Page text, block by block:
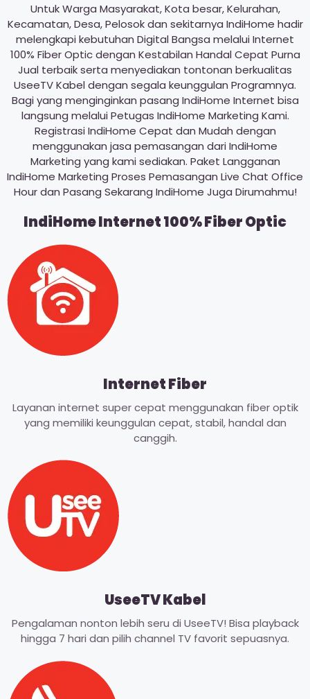
Untuk Warga Masyarakat, Kota besar, Kelurahan,
Kecamatan, Desa, Pelosok dan sekitarnya IndiHome hadir
melengkapi kebutuhan Digital Bangsa melalui Internet
100% Fiber Optic dengan Kestabilan Handal Cepat Purna
Jual terbaik serta menyediakan tontonan berkualitas
UseeTV Kabel dengan segala keunggulan Programnya.
Bagi yang menginginkan pasang IndiHome Internet bisa
langsung melalui Petugas IndiHome Marketing Kami.
Registrasi IndiHome Cepat dan Mudah dengan
menggunakan jasa pemasangan dari IndiHome
Marketing yang kami sediakan. Paket Langganan
IndiHome Marketing Proses Pemasangan Live Chat Office
Hour dan Pasang Sekarang IndiHome Juga Dirumahmu!
IndiHome Internet 100% Fiber Optic
Internet Fiber
Layanan internet super cepat menggunakan fiber optik
yang memiliki keunggulan cepat, stabil, handal dan
canggih.
UseeTV Kabel
Pengalaman nonton lebih seru di UseeTV! Bisa playback
hingga 7 hari dan pilih channel TV favorit sepuasnya.